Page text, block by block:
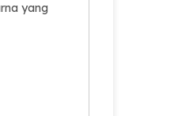
yang